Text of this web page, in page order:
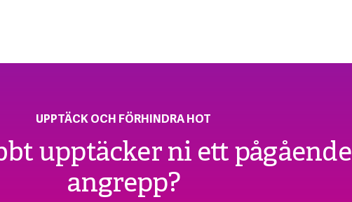
UPPTÄCK OCH FÖRHINDRA HOT
upptäcker ni ett pågående
angrepp?